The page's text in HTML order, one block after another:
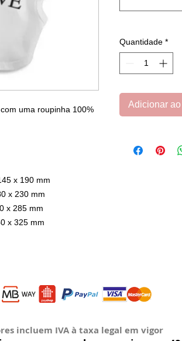
uma roupinha 100%
x 190 mm
x 230 mm
x 285 mm
x 325 mm
Quantidade *
Adicionar
incluem IVA à taxa legal em vigor